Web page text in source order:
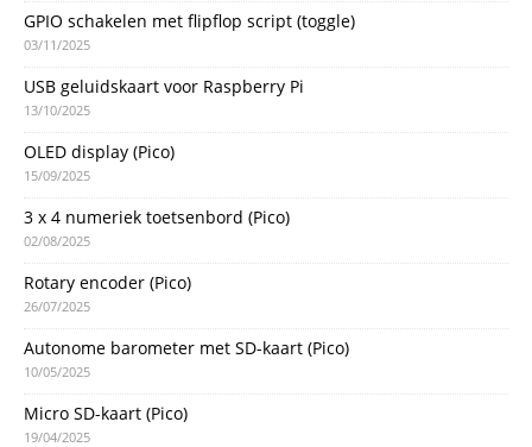
GPIO schakelen met flipflop script (toggle)
03/11/2025
USB geluidskaart voor Raspberry Pi
13/10/2025
OLED display (Pico)
15/09/2025
3 x 4 numeriek toetsenbord (Pico)
02/08/2025
Rotary encoder (Pico)
26/07/2025
Autonome barometer met SD-kaart (Pico)
10/05/2025
Micro SD-kaart (Pico)
19/04/2025